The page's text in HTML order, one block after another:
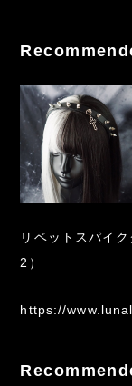
リベットスパイ
2）
https://